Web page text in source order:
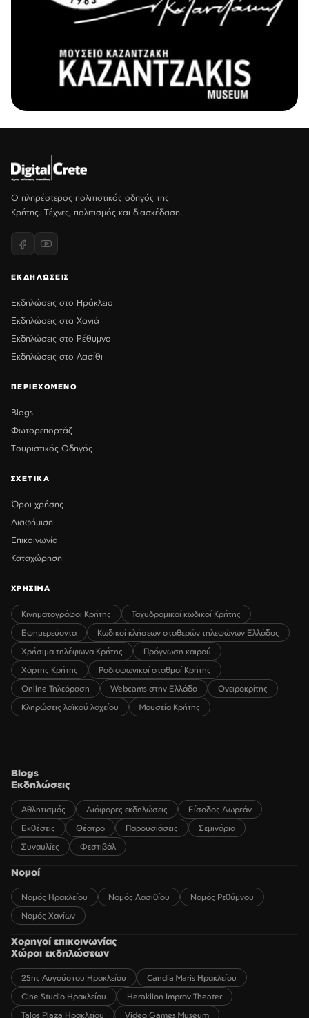
Ο πληρέστερος πολιτιστικός οδηγός της
Κρήτης. Τέχνες, πολιτισμός και διασκέδαση.
ΕΚΔΗΛΩΣΕΙΣ
Εκδηλώσεις στο Ηράκλειο
Εκδηλώσεις στα Χανιά
Εκδηλώσεις στο Ρέθυμνο
Εκδηλώσεις στο Λασίθι
ΠΕΡΙΕΧΟΜΕΝΟ
Blogs
Φωτορεπορτάζ
Τουριστικός Οδηγός
ΣΧΕΤΙΚΑ
Όροι χρήσης
Διαφήμιση
Επικοινωνία
Καταχώρηση
ΧΡΗΣΙΜΑ
Κινηματογράφοι Κρήτης
Ταχυδρομικοί κωδικοί Κρήτης
Εφημερεύοντα
Κωδικοί κλήσεων σταθερών τηλεφώνων Ελλάδος
Χρήσιμα τηλέφωνα Κρήτης
Πρόγνωση καιρού
Χάρτης Κρήτης
Ραδιοφωνικοί σταθμοί Κρήτης
Online Τηλεόραση
Webcams στην Ελλάδα
Ονειροκρίτης
Κληρώσεις λαϊκού λαχείου
Μουσεία Κρήτης
Blogs
Εκδηλώσεις
Αθλητισμός Διάφορες εκδηλώσεις
Είσοδος Δωρεάν
Εκθέσεις
Θέατρο Παρουσιάσεις
Σεμινάρια
Συναυλίες
Φεστιβάλ
Νομοί
Νομός Ηρακλείου Νομός Λασιθίου
Νομός Ρεθύμνου
Νομός Χανίων
Χορηγοί επικοινωνίας
Χώροι εκδηλώσεων
25ης Αυγούστου Ηρακλείου
Candia Maris Ηρακλείου
Cine Studio Ηρακλείου
Heraklion Improv Theater
Talos Plaza Ηρακλείου
Video Games Museum